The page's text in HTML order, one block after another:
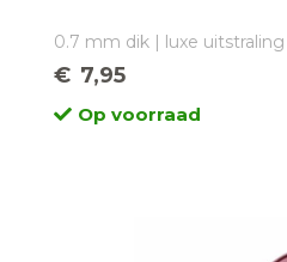
0.7 mm dik | luxe uitstraling
€ 7,95
Op voorraad